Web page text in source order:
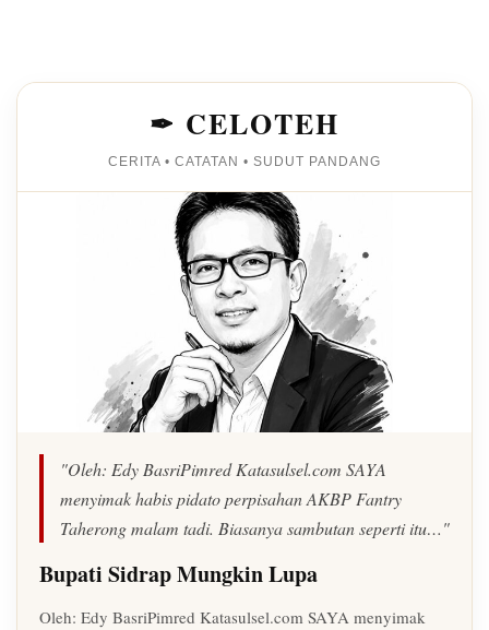
✒ CELOTEH
CERITA • CATATAN • SUDUT PANDANG
"Oleh: Edy BasriPimred Katasulsel.com SAYA
menyimak habis pidato perpisahan AKBP Fantry
Taherong malam tadi. Biasanya sambutan seperti itu…"
Bupati Sidrap Mungkin Lupa
Oleh: Edy BasriPimred Katasulsel.com SAYA menyimak